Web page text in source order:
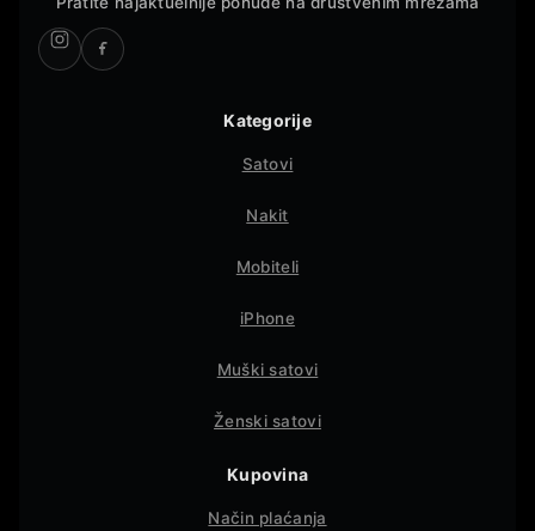
Kategorije
Satovi
Nakit
Mobiteli
iPhone
Muški satovi
Ženski satovi
Kupovina
Način plaćanja